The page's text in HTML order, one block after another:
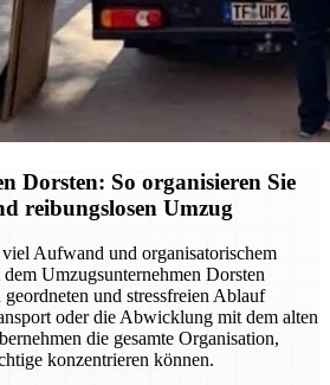
Dorsten: So organisieren Sie
reibungslosen Umzug
Aufwand und organisatorischem
Umzugsunternehmen Dorsten
und stressfreien Ablauf
oder die Abwicklung mit dem alten
die gesamte Organisation,
konzentrieren können.